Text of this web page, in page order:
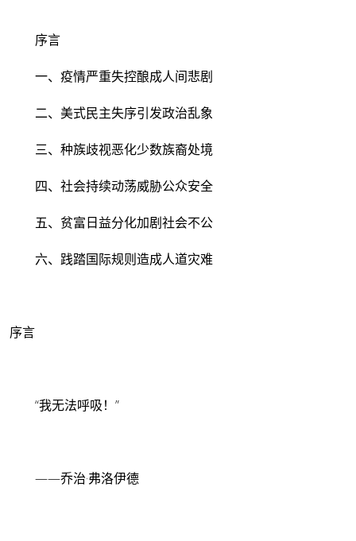
序言
一、疫情严重失控酿成人间悲剧
二、美式民主失序引发政治乱象
三、种族歧视恶化少数族裔处境
四、社会持续动荡威胁公众安全
五、贫富日益分化加剧社会不公
六、践踏国际规则造成人道灾难
序言
“我无法呼吸！”
——乔治·弗洛伊德